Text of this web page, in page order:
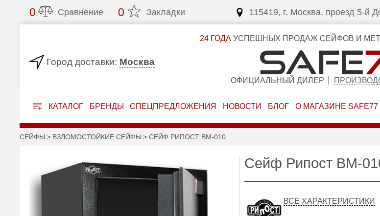
0 Сравнение 0 Закладки 115419, г. Москва, проезд 5-й
Город доставки: Москва
24 ГОДАУСПЕШНЫХ ПРОДАЖ СЕЙФОВ И
ОФИЦИАЛЬНЫЙ ДИЛЕР
КАТАЛОГ БРЕНДЫ СПЕЦПРЕДЛОЖЕНИЯ НОВОСТИ БЛОГ О МАГАЗИНЕ SAFE77
СЕЙФЫ ВЗЛОМОСТОЙКИЕ СЕЙФЫ СЕЙФ РИПОСТ ВМ-010
Сейф Рипост ВМ-
ВСЕ ХАРАКТЕРИСТИКИ